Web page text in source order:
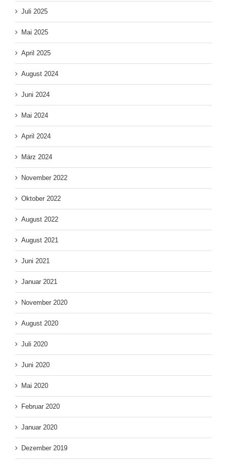
Juli 2025
Mai 2025
April 2025
August 2024
Juni 2024
Mai 2024
April 2024
März 2024
November 2022
Oktober 2022
August 2022
August 2021
Juni 2021
Januar 2021
November 2020
August 2020
Juli 2020
Juni 2020
Mai 2020
Februar 2020
Januar 2020
Dezember 2019